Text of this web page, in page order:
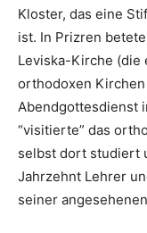
Kloster, das eine
ist. In Prizren
Leviska-Kirche (die
orthodoxen
Abendgottesdienst
“visitierte” das
selbst dort studiert
Jahrzehnt Lehrer
seiner